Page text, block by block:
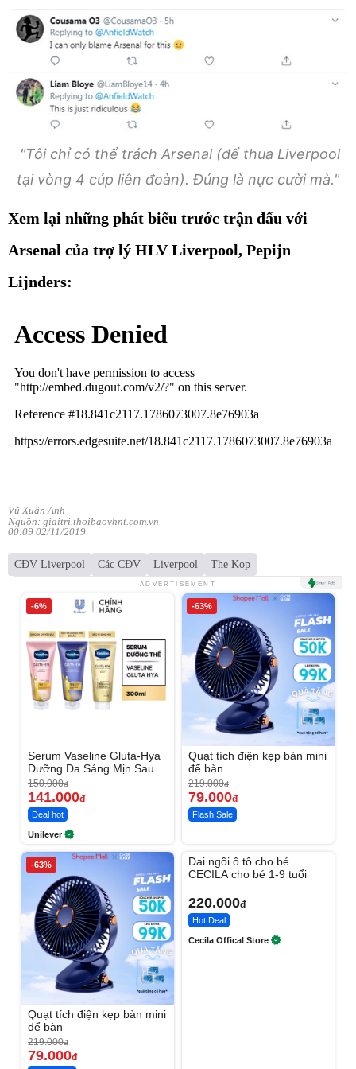
"Tôi chỉ có thể trách Arsenal (để thua Liverpool
tại vòng 4 cúp liên đoàn). Đúng là nực cười mà."
Xem lại những phát biểu trước trận đấu với
Arsenal của trợ lý HLV Liverpool, Pepijn
Lijnders:
Vũ Xuân Anh
Nguồn: giaitri.thoibaovhnt.com.vn
00:09 02/11/2019
CĐV Liverpool Các CĐV Liverpool The Kop
ADVERTISEMENT
-6%
Serum Vaseline Gluta-Hya
Dưỡng Da Sáng Mịn Sau 7
Ngày
150.000đ
141.000đ
Deal hot
Unilever
-63%
Quạt tích điện kẹp bàn mini
để bàn
219.000đ
79.000đ
Flash Sale
-63%
Quạt tích điện kẹp bàn mini
để bàn
219.000đ
79.000đ
Đai ngồi ô tô cho bé
CECILA cho bé 1-9 tuổi
220.000đ
Hot Deal
Cecila Offical Store